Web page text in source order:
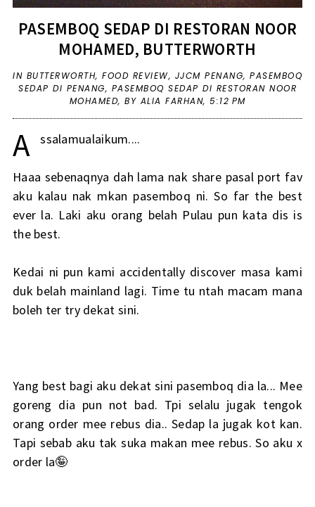
PASEMBOQ SEDAP DI RESTORAN NOOR
MOHAMED, BUTTERWORTH
IN BUTTERWORTH, FOOD REVIEW, JJCM PENANG, PASEMBOQ
SEDAP DI PENANG, PASEMBOQ SEDAP DI RESTORAN NOOR
MOHAMED, BY ALIA FARHAN, 5:12 PM
A ssalamualaikum....
Haaa sebenaqnya dah lama nak share pasal port fav
aku kalau nak mkan pasemboq ni. So far the best
ever la. Laki aku orang belah Pulau pun kata dis is
the best.
Kedai ni pun kami accidentally discover masa kami
duk belah mainland lagi. Time tu ntah macam mana
boleh ter try dekat sini.
Yang best bagi aku dekat sini pasemboq dia la... Mee
goreng dia pun not bad. Tpi selalu jugak tengok
orang order mee rebus dia.. Sedap la jugak kot kan.
Tapi sebab aku tak suka makan mee rebus. So aku x
order la🤪